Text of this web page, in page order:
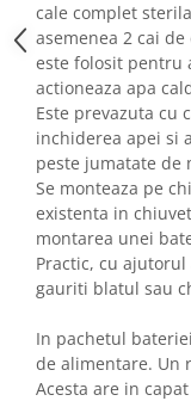
cale complet
asemenea 2 cai
este folosit pentru
actioneaza apa
Este prevazuta cu
inchiderea apei si
peste jumatate de
Se monteaza pe
existenta in
montarea unei
Practic, cu
gauriti blatul sau
In pachetul
de alimentare. Un
Acesta are in